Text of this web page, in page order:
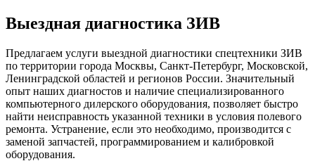
Выездная диагностика ЗИВ
Предлагаем услуги выездной диагностики спецтехники ЗИВ
по территории города Москвы, Санкт-Петербург, Московской,
Ленинградской областей и регионов России. Значительный
опыт наших диагностов и наличие специализированного
компьютерного дилерского оборудования, позволяет быстро
найти неисправность указанной техники в условия полевого
ремонта. Устранение, если это необходимо, производится с
заменой запчастей, программированием и калибровкой
оборудования.